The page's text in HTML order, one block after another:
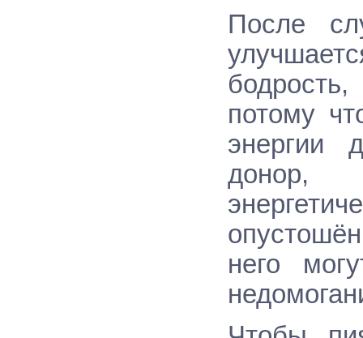
После
потому
энергии
донор,
него